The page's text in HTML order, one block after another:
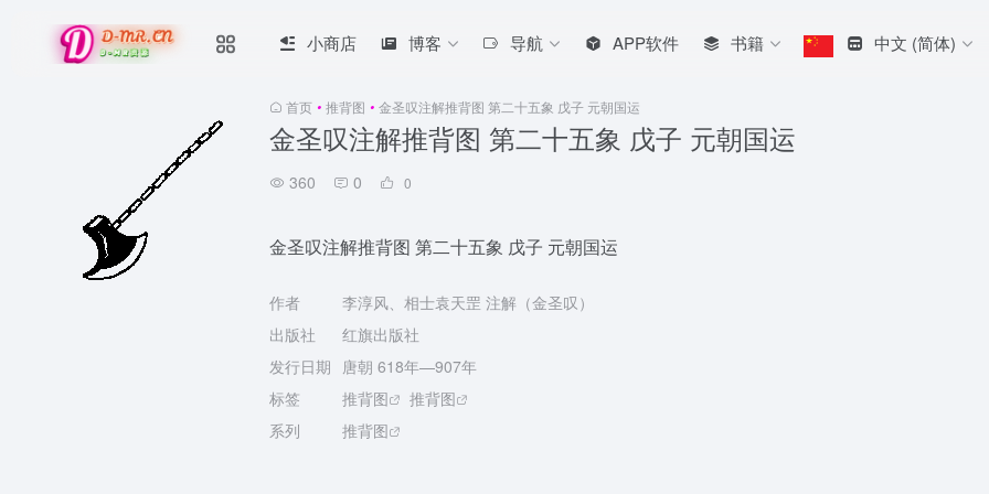
小商店 博客 导航 APP软件 书籍 中文 (简体)
首页 • 推背图 • 金圣叹注解推背图 第二十五象 戊子 元朝国运
金圣叹注解推背图 第二十五象 戊子 元朝国运
360 0 0
金圣叹注解推背图 第二十五象 戊子 元朝国运
作者
李淳风、相士袁天罡 注解（金圣叹）
出版社
红旗出版社
发行日期 唐朝 618年—907年
标签
推背图
推背图
系列
推背图